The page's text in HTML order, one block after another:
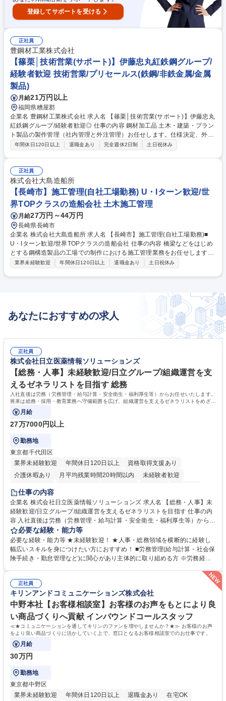
登録してサポートを受ける
正社員
豊鋼材工業株式会社
【篠栗│技術営業(サポート)】伊藤忠丸紅鉄鋼グループ/
経験者歓迎 技術営業/プリセールス(鉄鋼/非鉄金属/金属
製品)
月給21万円以上
福岡県糟屋郡
企業名 豊鋼材工業株式会社 求人名 【篠栗│技術営業(サポート)】伊藤忠丸
紅鉄鋼グループ/経験者歓迎◎ 仕事の内容 鋼材加工品 土木・建築・プラン
ト製品の製作管理（社内管理と外注管理）お任せします。仕様決定、外注
選定、見積・積算等について営業部門をサポートして社内外の製作に関す
きます。客先支給図面を基に製作図面やリストの作成を行っていただきま
す。強度計算等の設計は行いません。(2)客先との折衝：製品仕様の確認や
工程等の打合せを行っていただきます。(3)製品の品質・工程管理・資料作
成：外注管理において、品質確認・工程管理・コスト管理等を行っていた
だきます。 等 募集職種 【篠栗│技術営業(サポート)】伊藤忠丸紅鉄鋼グル
ープ/経験者歓迎◎
年間休日120日以上 退職金あり 完全週休2日制 土日祝休み
正社員
株式会社大島造船所
【長崎市】施工管理(自社工場勤務) U・Iターン歓迎/世
界TOPクラスの造船会社 土木施工管理
月給27万円～44万円
長崎県長崎市
企業名 株式会社大島造船所 求人名 【長崎市】施工管理(自社工場勤務)■
U・Iターン歓迎/世界TOPクラスの造船会社 仕事の内容 橋梁などをはじめ
とする鋼構造製品の工場での制作における施工管理業務をお任せします。
ご経験を活かし即戦力としてご活躍いただく方を募集しています。変更の
や照査設計業務にも段階的に携わっていただきます。製作に加え、設計・
コスト管理まで含めた上流工程にも関わることができるため、鋼構造物の
ものづくりを総合的に理解できるポジションです。 募集職種 【長崎市】
施工管理(自社工場勤務)■U・Iターン歓迎/世界TOPクラスの造船会社
業界未経験歓迎 年間休日120日以上 退職金あり 土日祝休み
あなたにおすすめの求人
正社員
株式会社日立医薬情報ソリューションズ
【総務・人事】未経験歓迎/日立グループ/組織運営を支
えるゼネラリストを目指す 総務
入社直後は労務（労務管理・給与計算・安全衛生・福利厚生等）からお任せいたします。
将来は総務・採用・教育業務へ守備範囲を広げ、組織運営を支えるゼネラリストをめざせ
ます。
月給
27万7000円以上
勤務地
東京都千代田区
業界未経験歓迎
年間休日120日以上
資格取得支援あり
介護休暇あり
月平均残業時間20時間以内
未経験者歓迎
住宅手当あり
育休あり
完全週休2日制 交通費支給 土日祝休み 寮・社宅あり
仕事の内容
企業名 株式会社日立医薬情報ソリューションズ 求人名 【総務・人事】未
経験歓迎/日立グループ/組織運営を支えるゼネラリストを目指す 仕事の内
容 入社直後は労務（労務管理・給与計算・安全衛生・福利厚生等）からお
任せいたします。将来は総務・採用・教育業務へ守備範囲を広げ、組織運
営を支えるゼネラリストをめざせます。 ・初期業務：労働時間管理、給与
計算、社会保険対応、福利厚生管理、安全衛生、健康経営推進等をお任せ
します。ご経験に応じて、休職者管理など、幅広く経験を積んでいただき
★メンバーがマンツーマンで丁寧に教えるため、ご経験が浅くても安心！
幅広く経験を積みたい意欲がある方に最適な環境です。 募集職種 【総
務・人事】未経験歓迎/日立グループ/組織運営を支えるゼネラリストを目
指す
必要な経験・能力等
必要な経験・能力等 ★未経験歓迎！ ★人事・総務領域を横断的に経験し
幅広いスキルを身につけたい方におすすめ！ ■労務管理(給与計算・社会保
険手続き・勤怠管理など)に関心があり主体的に取り組める方 ※労務経験
マネジメント職として活躍したい 【尚可】■人事、労務、採用、教育業務
のご経験 ■労務管理（給与計算・社会保険手続き・勤怠管理など）の経験
■衛生管理者の資格をお持ちの方 学歴・資格 学歴：大学院 大学 高専 短大
専修学校 高校 語学力： 資格：
正社員
キリンアンドコミュニケーションズ株式会社
中野本社【お客様相談室】お客様のお声をもとにより良
い商品づくりへ貢献 インバウンドコールスタッフ
≪★コミュニケーションを通してキリンのファンを増やしませんか？★≫ お客様のお声
をより良い商品づくりに活かしていく上で、窓口となるお客様相談室でのお仕事です。
月給
30万円
勤務地
東京都中野区
業界未経験歓迎
年間休日120日以上 退職金あり
在宅OK